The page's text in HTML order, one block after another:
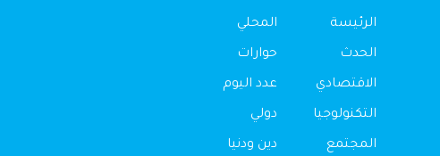
الرئيسة
الحدث
الاقتصادي
التكنولوجيا
المجتمع
المحلي
حوارات
عدد اليوم
دولي
دين ودنيا